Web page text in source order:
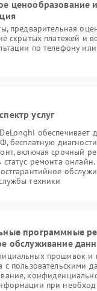
ценообразование
предварительная
скрытых платежей и
по телефону
услуг
обеспечивает
бесплатную
включая срочный
статус ремонта
техники
программные
обслуживание
прошивок и
с пользовательскими
при